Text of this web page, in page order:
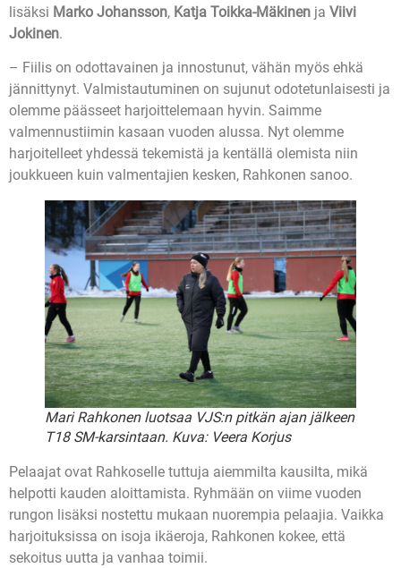
lisäksi Marko Johansson, Katja Toikka-Mäkinen ja Viivi
Jokinen.
– Fiilis on odottavainen ja innostunut, vähän myös ehkä
jännittynyt. Valmistautuminen on sujunut odotetunlaisesti ja
olemme päässeet harjoittelemaan hyvin. Saimme
valmennustiimin kasaan vuoden alussa. Nyt olemme
harjoitelleet yhdessä tekemistä ja kentällä olemista niin
joukkueen kuin valmentajien kesken, Rahkonen sanoo.
Mari Rahkonen luotsaa VJS:n pitkän ajan jälkeen
T18 SM-karsintaan. Kuva: Veera Korjus
Pelaajat ovat Rahkoselle tuttuja aiemmilta kausilta, mikä
helpotti kauden aloittamista. Ryhmään on viime vuoden
rungon lisäksi nostettu mukaan nuorempia pelaajia. Vaikka
harjoituksissa on isoja ikäeroja, Rahkonen kokee, että
sekoitus uutta ja vanhaa toimii.